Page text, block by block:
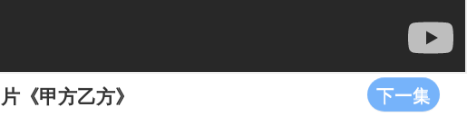
下一集
《甲方乙方》